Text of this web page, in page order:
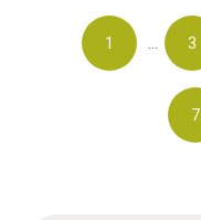
1 … 3
7